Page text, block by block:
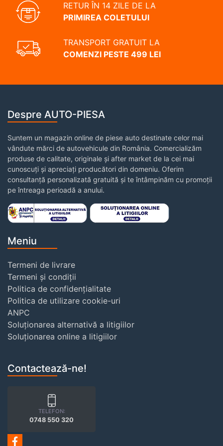
RETUR ÎN 14 ZILE DE LA
PRIMIREA COLETULUI
TRANSPORT GRATUIT LA
COMENZI PESTE 499 LEI
Despre AUTO-PIESA
Suntem un magazin online de piese auto destinate celor mai
vândute mărci de autovehicule din România. Comercializăm
produse de calitate, originale și after market de la cei mai
cunoscuți și apreciați producători din domeniu. Oferim
consultanță personalizată gratuită și te întâmpinăm cu promoții
pe întreaga perioadă a anului.
Meniu
Termeni de livrare
Termeni și condiții
Politica de confidențialitate
Politica de utilizare cookie-uri
ANPC
Soluționarea alternativă a litigiilor
Soluționarea online a litigiilor
Contactează-ne!
TELEFON:
0748 550 320